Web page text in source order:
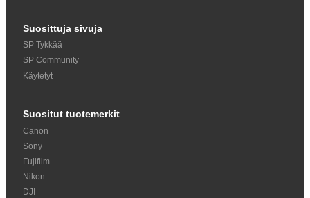
Suosittuja sivuja
SP Tykkää
SP Community
Käytetyt
Suositut tuotemerkit
Canon
Sony
Fujifilm
Nikon
DJI